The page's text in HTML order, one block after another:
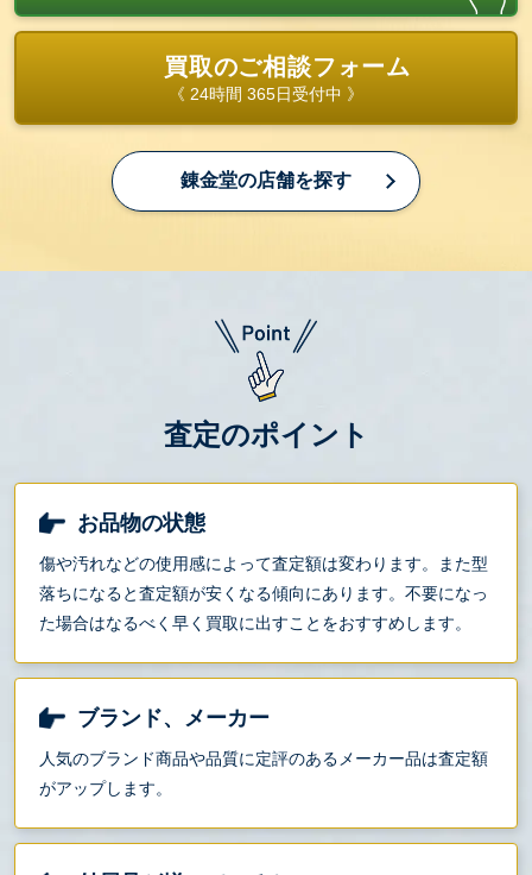
買取のご相談フォーム
《 24時間 365日受付中 》
錬金堂の店舗を探す
査定のポイント
お品物の状態
傷や汚れなどの使用感によって査定額は変わります。また型
落ちになると査定額が安くなる傾向にあります。不要になっ
た場合はなるべく早く買取に出すことをおすすめします。
ブランド、メーカー
人気のブランド商品や品質に定評のあるメーカー品は査定額
がアップします。